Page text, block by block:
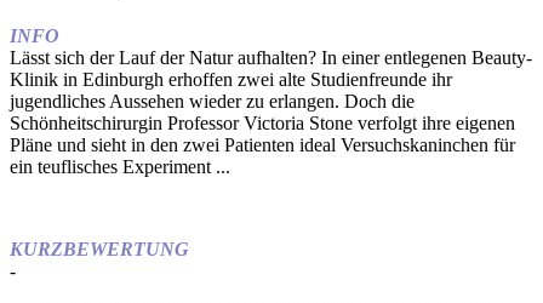
INFO
Lässt sich der Lauf der Natur aufhalten? In einer entlegenen Beauty-
Klinik in Edinburgh erhoffen zwei alte Studienfreunde ihr
jugendliches Aussehen wieder zu erlangen. Doch die
Schönheitschirurgin Professor Victoria Stone verfolgt ihre eigenen
Pläne und sieht in den zwei Patienten ideal Versuchskaninchen für
ein teuflisches Experiment ...
KURZBEWERTUNG
-